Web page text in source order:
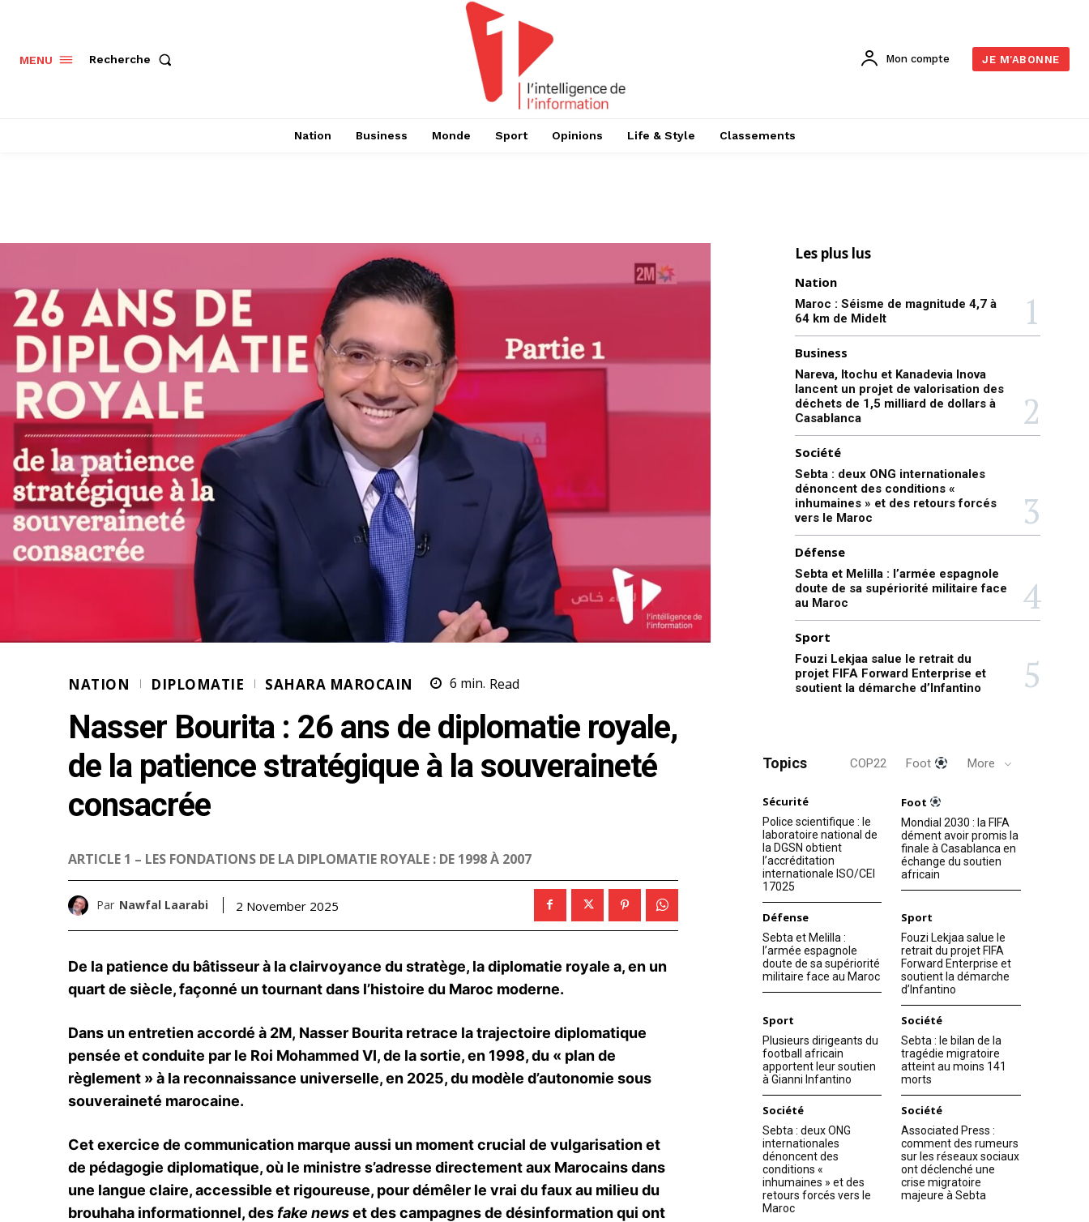
MENU Recherche Mon compte JE M'ABONNE
Nation Business Monde Sport Opinions Life & Style Classements
NATION DIPLOMATIE SAHARA MAROCAIN 6 min. Read
Nasser Bourita : 26 ans de diplomatie royale,
de la patience stratégique à la souveraineté
consacrée
ARTICLE 1 – LES FONDATIONS DE LA DIPLOMATIE ROYALE : DE 1998 À 2007
Par Nawfal Laarabi 2 November 2025
De la patience du bâtisseur à la clairvoyance du stratège, la diplomatie royale a, en un
quart de siècle, façonné un tournant dans l’histoire du Maroc moderne.
Dans un entretien accordé à 2M, Nasser Bourita retrace la trajectoire diplomatique
pensée et conduite par le Roi Mohammed VI, de la sortie, en 1998, du « plan de
règlement » à la reconnaissance universelle, en 2025, du modèle d’autonomie sous
souveraineté marocaine.
Cet exercice de communication marque aussi un moment crucial de vulgarisation et
de pédagogie diplomatique, où le ministre s’adresse directement aux Marocains dans
une langue claire, accessible et rigoureuse, pour démêler le vrai du faux au milieu du
brouhaha informationnel, desfake newset des campagnes de désinformation qui ont
Les plus lus
Nation
Maroc : Séisme de magnitude 4,7 à
64 km de Midelt
Business
Nareva, Itochu et Kanadevia Inova
lancent un projet de valorisation des
déchets de 1,5 milliard de dollars à
Casablanca
Société
Sebta : deux ONG internationales
dénoncent des conditions «
inhumaines » et des retours forcés
vers le Maroc
Défense
Sebta et Melilla : l’armée espagnole
doute de sa supériorité militaire face
au Maroc
Sport
Fouzi Lekjaa salue le retrait du
projet FIFA Forward Enterprise et
soutient la démarche d’Infantino
Topics COP22 Foot More
Sécurité
Police scientifique : le
laboratoire national de
la DGSN obtient
l’accréditation
internationale ISO/CEI
17025
Foot
Mondial 2030 : la FIFA
dément avoir promis la
finale à Casablanca en
échange du soutien
africain
Défense
Sebta et Melilla :
l’armée espagnole
doute de sa supériorité
militaire face au Maroc
Sport
Fouzi Lekjaa salue le
retrait du projet FIFA
Forward Enterprise et
soutient la démarche
d’Infantino
Sport
Plusieurs dirigeants du
football africain
apportent leur soutien
à Gianni Infantino
Société
Sebta : le bilan de la
tragédie migratoire
atteint au moins 141
morts
Société
Sebta : deux ONG
internationales
dénoncent des
conditions «
inhumaines » et des
retours forcés vers le
Maroc
Société
Associated Press :
comment des rumeurs
sur les réseaux sociaux
ont déclenché une
crise migratoire
majeure à Sebta